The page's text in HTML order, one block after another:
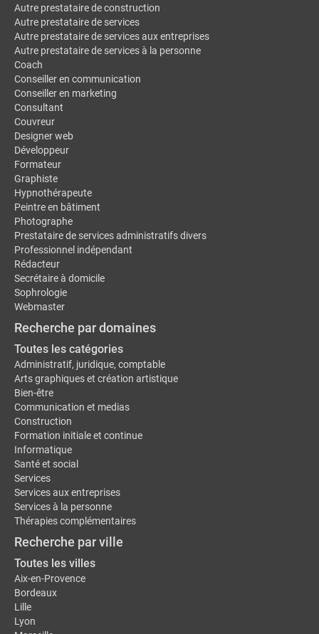
Autre prestataire de construction
Autre prestataire de services
Autre prestataire de services aux entreprises
Autre prestataire de services à la personne
Coach
Conseiller en communication
Conseiller en marketing
Consultant
Couvreur
Designer web
Développeur
Formateur
Graphiste
Hypnothérapeute
Peintre en bâtiment
Photographe
Prestataire de services administratifs divers
Professionnel indépendant
Rédacteur
Secrétaire à domicile
Sophrologie
Webmaster
Recherche par domaines
Toutes les catégories
Administratif, juridique, comptable
Arts graphiques et création artistique
Bien-être
Communication et medias
Construction
Formation initiale et continue
Informatique
Santé et social
Services
Services aux entreprises
Services à la personne
Thérapies complémentaires
Recherche par ville
Toutes les villes
Aix-en-Provence
Bordeaux
Lille
Lyon